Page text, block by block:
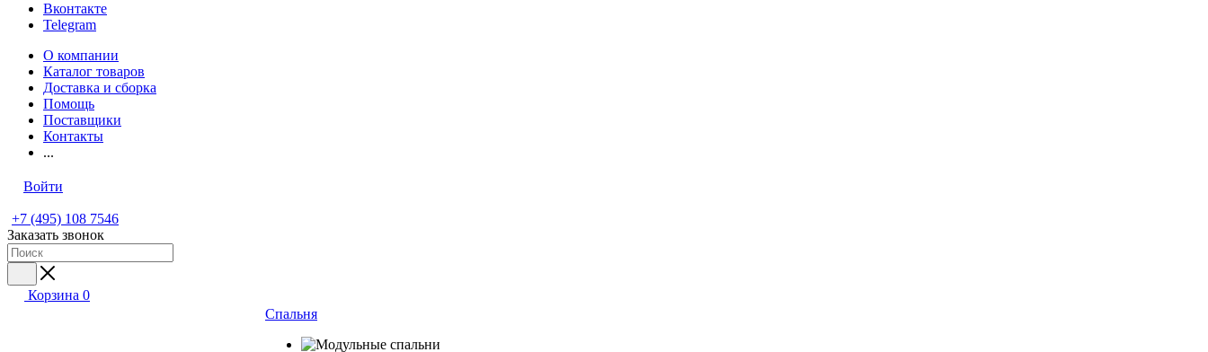
Вконтакте
Telegram
О компании
Каталог товаров
Доставка и сборка
Помощь
Поставщики
Контакты
...
Войти
+7 (495) 108 7546
Заказать звонок
Корзина 0
Спальня